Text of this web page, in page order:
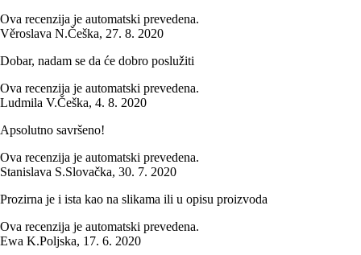
Ova recenzija je automatski prevedena.
Věroslava N.Češka, 27. 8. 2020
Dobar, nadam se da će dobro poslužiti
Ova recenzija je automatski prevedena.
Ludmila V.Češka, 4. 8. 2020
Apsolutno savršeno!
Ova recenzija je automatski prevedena.
Stanislava S.Slovačka, 30. 7. 2020
Prozirna je i ista kao na slikama ili u opisu proizvoda
Ova recenzija je automatski prevedena.
Ewa K.Poljska, 17. 6. 2020